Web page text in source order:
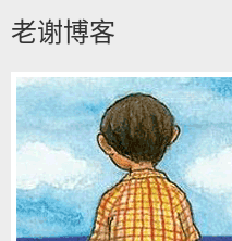
老谢博客